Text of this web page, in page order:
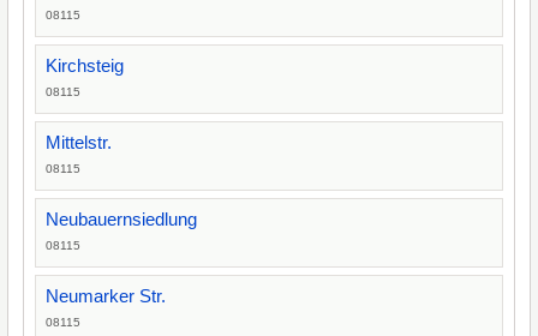
08115
Kirchsteig
08115
Mittelstr.
08115
Neubauernsiedlung
08115
Neumarker Str.
08115